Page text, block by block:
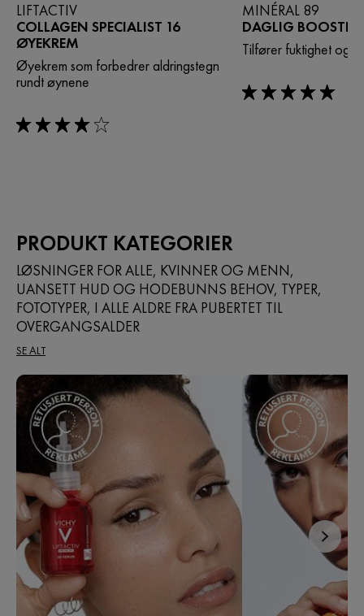
LIFTACTIV
COLLAGEN SPECIALIST 16
ØYEKREM
Øyekrem som forbedrer aldringstegn
rundt øynene
rating: 4 out of 5
MINÉRAL 89
DAGLIG BOOSTER
Tilfører fuktighet og
rating: 5 out of 5
PRODUKT KATEGORIER
LØSNINGER FOR ALLE, KVINNER OG MENN,
UANSETT HUD OG HODEBUNNS BEHOV, TYPER,
FOTOTYPER, I ALLE ALDRE FRA PUBERTET TIL
OVERGANGSALDER
SE ALT